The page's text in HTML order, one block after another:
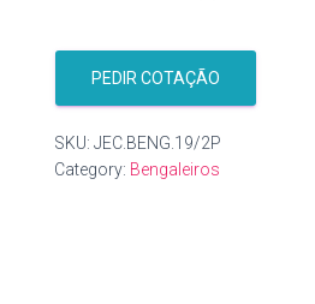
PEDIR COTAÇÃO
SKU: JEC.BENG.19/2P
Category: Bengaleiros